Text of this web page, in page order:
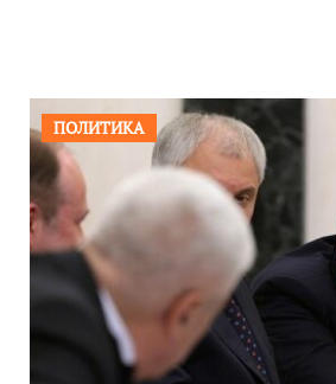
ПОЛИТИКА